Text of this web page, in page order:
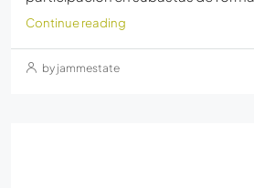
Continue reading
by jammestate